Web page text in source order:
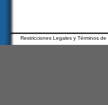
Restricciones Legales y Términos de